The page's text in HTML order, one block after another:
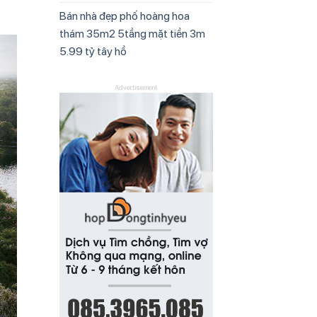
Bán nhà đẹp phố hoàng hoa
thám 35m2 5tầng mặt tiền 3m
5.99 tỷ tây hồ
Advertisement